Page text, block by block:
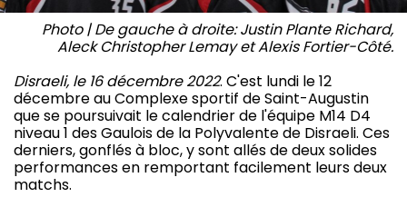
Photo | De gauche à droite: Justin Plante Richard,
Aleck Christopher Lemay et Alexis Fortier-Côté.
Disraeli, le 16 décembre 2022. C'est lundi le 12
décembre au Complexe sportif de Saint-Augustin
que se poursuivait le calendrier de l'équipe M14 D4
niveau 1 des Gaulois de la Polyvalente de Disraeli. Ces
derniers, gonflés à bloc, y sont allés de deux solides
performances en remportant facilement leurs deux
matchs.